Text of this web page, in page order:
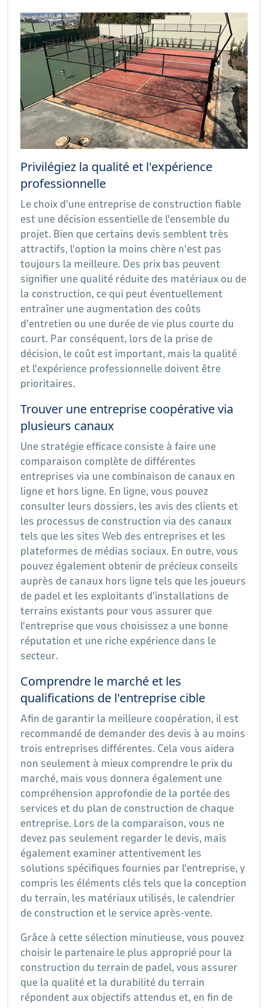
Privilégiez la qualité et l'expérience
professionnelle
Le choix d'une entreprise de construction fiable
est une décision essentielle de l'ensemble du
projet. Bien que certains devis semblent très
attractifs, l'option la moins chère n'est pas
toujours la meilleure. Des prix bas peuvent
signifier une qualité réduite des matériaux ou de
la construction, ce qui peut éventuellement
entraîner une augmentation des coûts
d'entretien ou une durée de vie plus courte du
court. Par conséquent, lors de la prise de
décision, le coût est important, mais la qualité
et l'expérience professionnelle doivent être
prioritaires.
Trouver une entreprise coopérative via
plusieurs canaux
Une stratégie efficace consiste à faire une
comparaison complète de différentes
entreprises via une combinaison de canaux en
ligne et hors ligne. En ligne, vous pouvez
consulter leurs dossiers, les avis des clients et
les processus de construction via des canaux
tels que les sites Web des entreprises et les
plateformes de médias sociaux. En outre, vous
pouvez également obtenir de précieux conseils
auprès de canaux hors ligne tels que les joueurs
de padel et les exploitants d'installations de
terrains existants pour vous assurer que
l'entreprise que vous choisissez a une bonne
réputation et une riche expérience dans le
secteur.
Comprendre le marché et les
qualifications de l'entreprise cible
Afin de garantir la meilleure coopération, il est
recommandé de demander des devis à au moins
trois entreprises différentes. Cela vous aidera
non seulement à mieux comprendre le prix du
marché, mais vous donnera également une
compréhension approfondie de la portée des
services et du plan de construction de chaque
entreprise. Lors de la comparaison, vous ne
devez pas seulement regarder le devis, mais
également examiner attentivement les
solutions spécifiques fournies par l'entreprise, y
compris les éléments clés tels que la conception
du terrain, les matériaux utilisés, le calendrier
de construction et le service après-vente.
Grâce à cette sélection minutieuse, vous pouvez
choisir le partenaire le plus approprié pour la
construction du terrain de padel, vous assurer
que la qualité et la durabilité du terrain
répondent aux objectifs attendus et, en fin de